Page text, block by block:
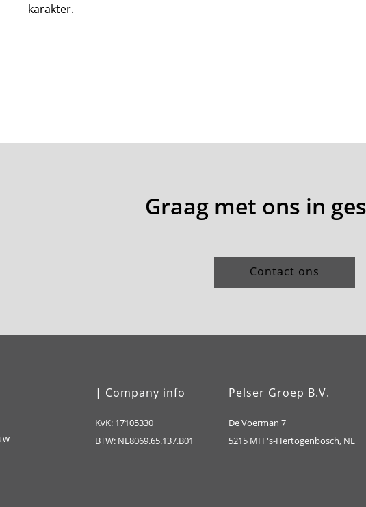
karakter.
Graag met ons in
Contact ons
| Company info
KvK: 17105330
BTW: NL8069.65.137.B01
Pelser Groep B.V.
De Voerman 7
5215 MH 's-Hertogenbosch, NL